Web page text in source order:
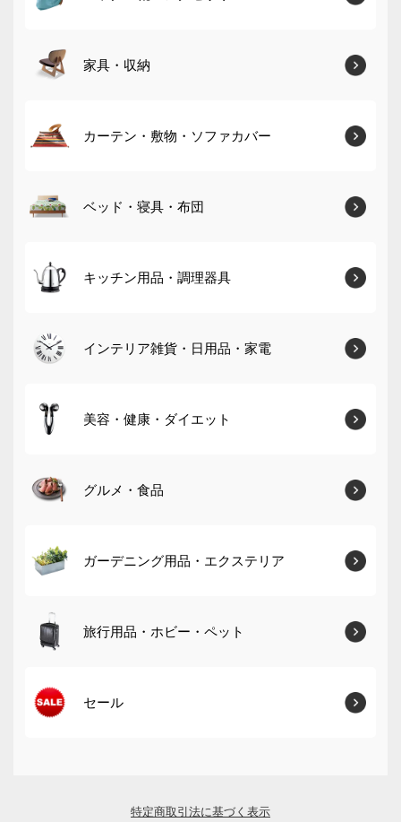
家具・収納
カーテン・敷物・ソファカバー
ベッド・寝具・布団
キッチン用品・調理器具
インテリア雑貨・日用品・家電
美容・健康・ダイエット
グルメ・食品
ガーデニング用品・エクステリア
旅行用品・ホビー・ペット
セール
特定商取引法に基づく表示